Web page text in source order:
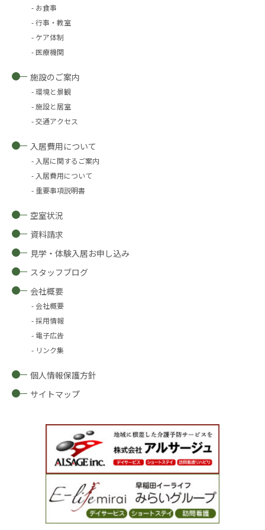
お食事
行事・教室
ケア体制
医療機関
施設のご案内
環境と景観
施設と居室
交通アクセス
入居費用について
入居に関するご案内
入居費用について
重要事項説明書
空室状況
資料請求
見学・体験入居お申し込み
スタッフブログ
会社概要
会社概要
採用情報
電子広告
リンク集
個人情報保護方針
サイトマップ